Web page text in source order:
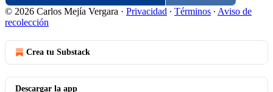
© 2026 Carlos Mejía Vergara · Privacidad ∙ Términos ∙ Aviso de
recolección
Crea tu Substack
Descargar la app